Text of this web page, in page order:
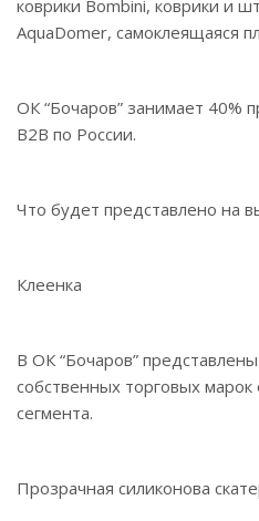
коврики Bombini, коврики и
AquaDomer, самоклеящаяся
ОК “Бочаров” занимает 40%
B2B по России.
Что будет представлено на
Клеенка
В ОК “Бочаров”
собственных торговых
сегмента.
Прозрачная силиконова